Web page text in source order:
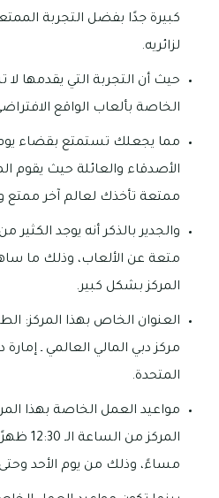
كبيرة جدًا بفضل التجربة
لزائريه.
حيث أن التجربة التي يقدمها لا
الخاصة بألعاب الواقع
مما يجعلك تستمتع بقضاء يوم
ممتعة تأخذك لعالم آخر
والجدير بالذكر أنه يوجد الكثير
متعة عن الألعاب، وذلك ما
المركز بشكل كبير.
العنوان الخاص بهذا المركز:
مركز دبي المالي العالمي ـ إمارة
المتحدة.
مواعيد العمل الخاصة بهذا
مساءً، وذلك من يوم الأحد